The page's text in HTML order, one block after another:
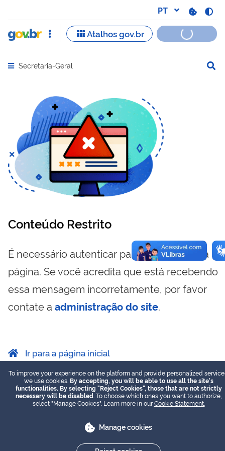
Abrir menu principal de navegação
Secretaria-Geral
Conteúdo Restrito
É necessário autenticar para visualizar essa
página. Se você acredita que está recebendo
essa mensagem incorretamente, por favor
contate a administração do site.
Ir para a página inicial
To improve your experience on the platform and provide personalized
we use cookies. By accepting, you will be able to use all the site's
functionalities. By selecting "Reject Cookies", those that are not strictly
necessary will be disabled. To choose which ones you want to authorize,
select "Manage Cookies". Learn more in ourCookie Statement.
Manage cookies